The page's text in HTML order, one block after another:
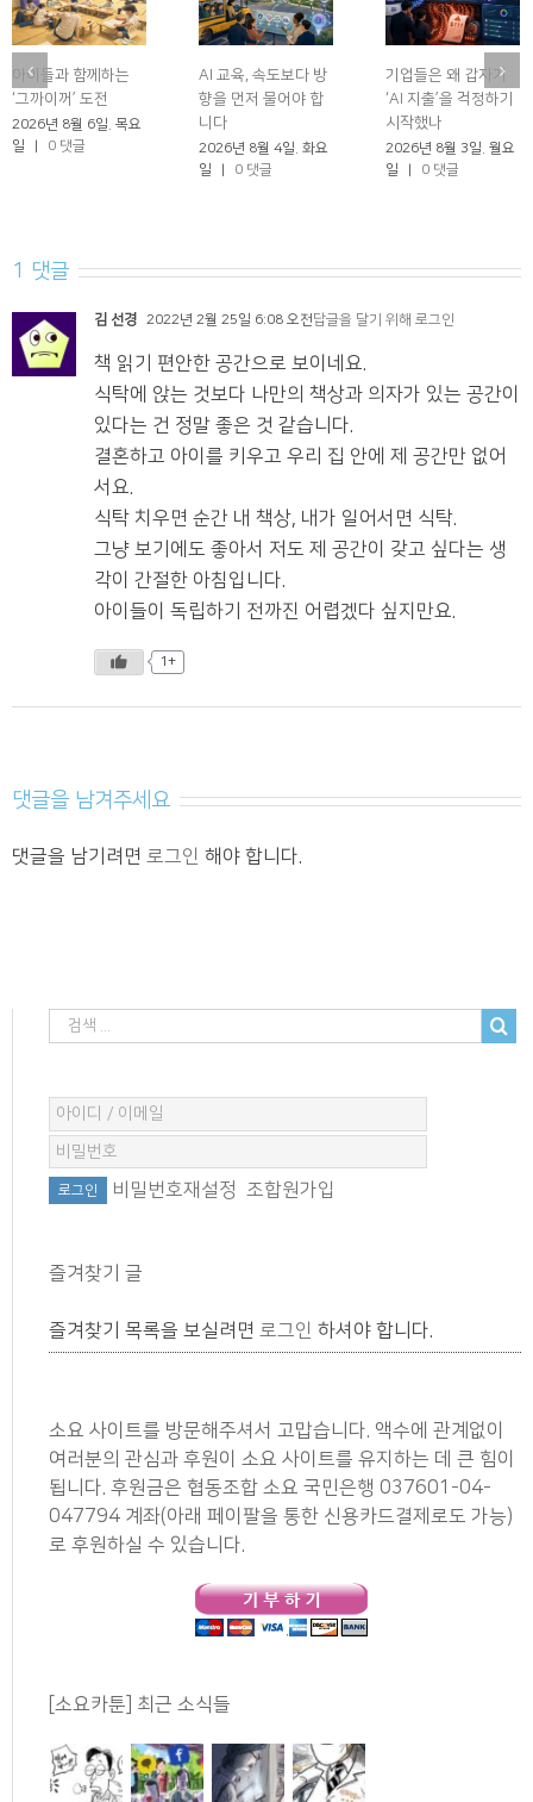
아이들과 함께하는
‘그까이꺼’ 도전
2026년 8월 6일. 목요
일
0 댓글
AI 교육, 속도보다 방
향을 먼저 물어야 합
니다
2026년 8월 4일. 화요
일
0 댓글
기업들은 왜 갑자기
‘AI 지출’을 걱정하기
시작했나
2026년 8월 3일. 월요
일
0 댓글
1 댓글
김 선경 2022년 2월 25일 6:08 오전답글을 달기 위해 로그인
책 읽기 편안한 공간으로 보이네요.
식탁에 앉는 것보다 나만의 책상과 의자가 있는 공간이
있다는 건 정말 좋은 것 같습니다.
결혼하고 아이를 키우고 우리 집 안에 제 공간만 없어
서요.
식탁 치우면 순간 내 책상, 내가 일어서면 식탁.
그냥 보기에도 좋아서 저도 제 공간이 갖고 싶다는 생
각이 간절한 아침입니다.
아이들이 독립하기 전까진 어렵겠다 싶지만요.
1+
댓글을 남겨주세요
댓글을 남기려면 로그인 해야 합니다.
비밀번호재설정 조합원가입
즐겨찾기 글
즐겨찾기 목록을 보실려면 로그인 하셔야 합니다.
소요 사이트를 방문해주셔서 고맙습니다. 액수에 관계없이
여러분의 관심과 후원이 소요 사이트를 유지하는 데 큰 힘이
됩니다. 후원금은 협동조합 소요 국민은행 037601-04-
047794 계좌(아래 페이팔을 통한 신용카드결제로도 가능)
로 후원하실 수 있습니다.
[소요카툰] 최근 소식들